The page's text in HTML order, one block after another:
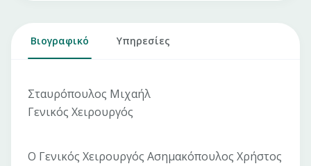
Βιογραφικό Υπηρεσίες
Σταυρόπουλος Μιχαήλ
Γενικός Χειρουργός
Ο Γενικός Χειρουργός Ασημακόπουλος Χρήστος